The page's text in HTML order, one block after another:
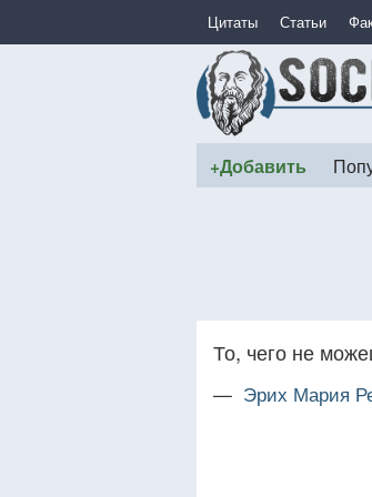
Цитаты Статьи
+Добавить
То, чего не
— Эрих Мария